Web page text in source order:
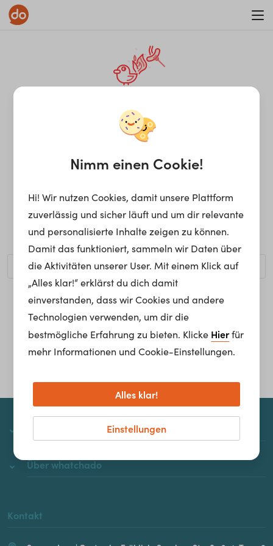
¡Ay, caramba! Seite nicht
gefunden.
Ups, die gewünschte Seite kann nicht gefunden werden.
Möchtest du nach einem bestimmten Begriff suchen?
Homepage
Über whatchado
Kontakt
Nimm einen Cookie!
Hi! Wir nutzen Cookies, damit unsere Plattform
zuverlässig und sicher läuft und um dir relevante
und personalisierte Inhalte zeigen zu können.
Damit das funktioniert, sammeln wir Daten über
die Aktivitäten unserer User. Mit einem Klick auf
„Alles klar!“ erklärst du dich damit
einverstanden, dass wir Cookies und andere
Technologien verwenden, um dir die
bestmögliche Erfahrung zu bieten. Klicke Hierfür
mehr Informationen und Cookie-Einstellungen.
Einstellungen
Alles klar!